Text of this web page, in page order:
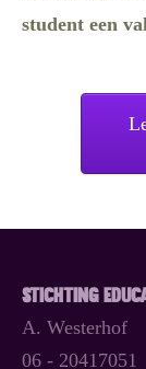
student een
Stichting
A. Westerhof
06 - 20417051